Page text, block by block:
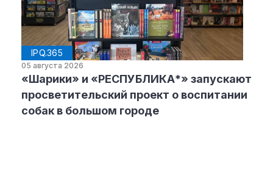
IPQ.365
05 августа 2026
«Шарики» и «РЕСПУБЛИКА*» запускают
просветительский проект о воспитании
собак в большом городе